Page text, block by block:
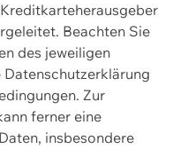
Beachten Sie
des jeweiligen
Zur
ferner eine
insbesondere